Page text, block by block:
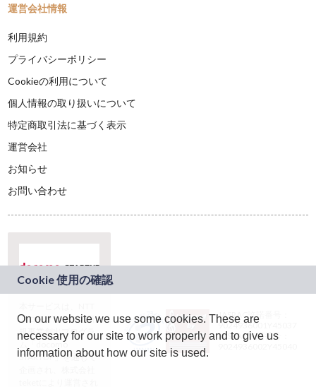
運営会社情報
利用規約
プライバシーポリシー
Cookieの利用について
個人情報の取り扱いについて
特定商取引法に基づく表示
運営会社
お知らせ
お問い合わせ
ドコモグループの新
規事業創出プログラ
ム「docomo
STARTUP」を通じて
JASRAC許諾番号：
9024936001Y45037
JASRAC許諾番号：
On our website we use some cookies. These are
necessary for our site to work properly and to give us
information about how our site is used.